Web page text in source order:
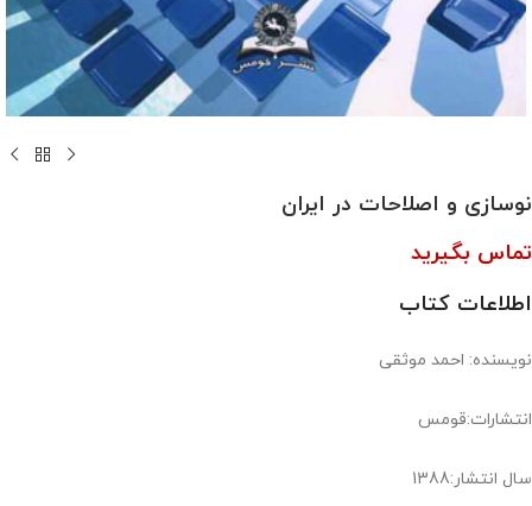
نوسازی و اصلاحات در ایران
تماس بگیرید
اطلاعات کتاب
نویسنده: احمد موثقی
انتشارات:قومس
سال انتشار:1388